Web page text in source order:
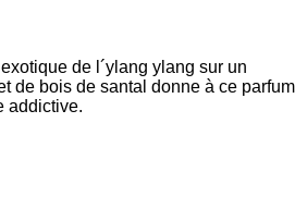
de l´ylang ylang sur un
de bois de santal donne à ce parfum
addictive.